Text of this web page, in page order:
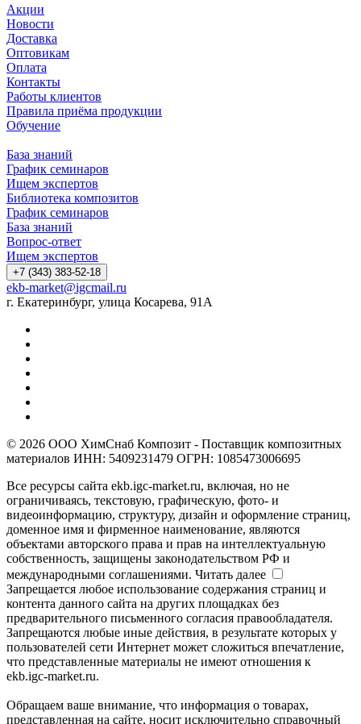
Акции
Новости
Доставка
Оптовикам
Оплата
Контакты
Работы клиентов
Правила приёма продукции
Обучение
База знаний
График семинаров
Ищем экспертов
Библиотека композитов
График семинаров
База знаний
Вопрос-ответ
Ищем экспертов
+7 (343) 383-52-18
ekb-market@igcmail.ru
г. Екатеринбург, улица Косарева, 91А
© 2026 ООО ХимСнаб Композит - Поставщик композитных
материалов ИНН: 5409231479 ОГРН: 1085473006695
Все ресурсы сайта ekb.igc-market.ru, включая, но не
ограничиваясь, текстовую, графическую, фото- и
видеоинформацию, структуру, дизайн и оформление страниц,
доменное имя и фирменное наименование, являются
объектами авторского права и прав на интеллектуальную
собственность, защищены законодательством РФ и
международными соглашениями. Читать далее
Запрещается любое использование содержания страниц и
контента данного сайта на других площадках без
предварительного письменного согласия правообладателя.
Запрещаются любые иные действия, в результате которых у
пользователей сети Интернет может сложиться впечатление,
что представленные материалы не имеют отношения к
ekb.igc-market.ru.
Обращаем ваше внимание, что информация о товарах,
представленная на сайте, носит исключительно справочный